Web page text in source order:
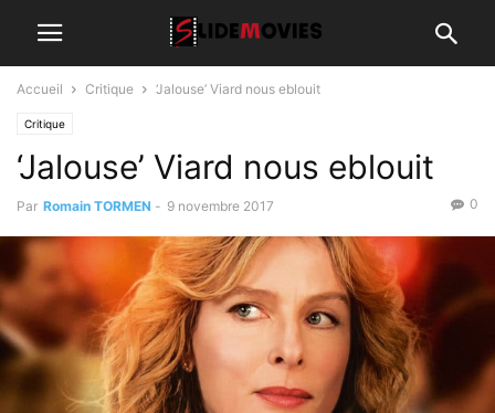
Accueil Critique ‘Jalouse’ Viard nous eblouit
Critique
‘Jalouse’ Viard nous eblouit
Par Romain TORMEN - 9 novembre 2017 0